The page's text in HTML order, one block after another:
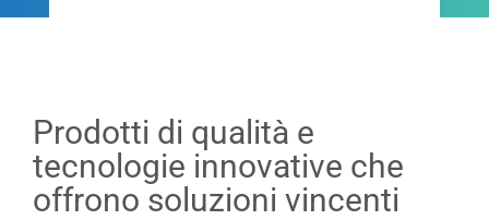
Prodotti di qualità e
tecnologie innovative che
offrono soluzioni vincenti